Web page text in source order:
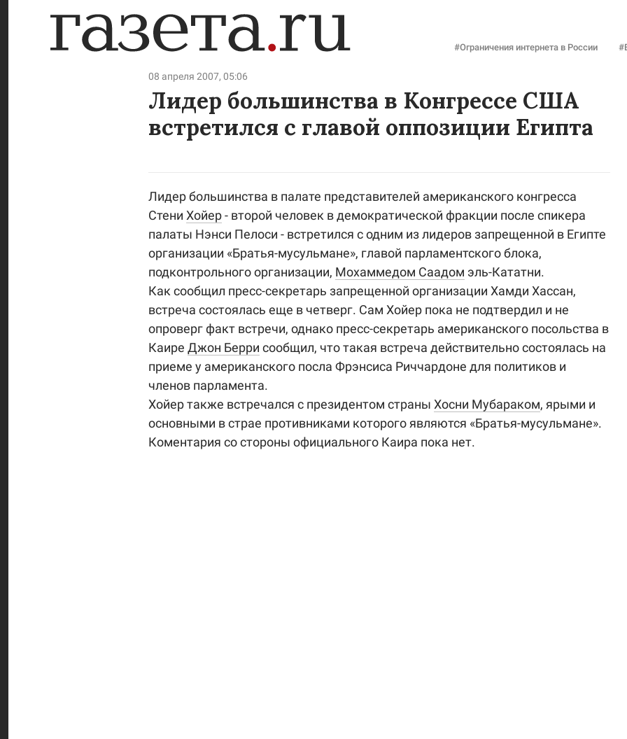
#Ограничения интернета в России
08 апреля 2007, 05:06
Лидер большинства в Конгрессе США
встретился с главой оппозиции Египта
Лидер большинства в палате представителей американского конгресса
Стени Хойер- второй человек в демократической фракции после спикера
палаты Нэнси Пелоси - встретился с одним из лидеров запрещенной в Египте
организации «Братья-мусульмане», главой парламентского блока,
подконтрольного организации, Мохаммедом Саадом эль-Кататни.
Как сообщил пресс-секретарь запрещенной организации Хамди Хассан,
встреча состоялась еще в четверг. Сам Хойер пока не подтвердил и не
опроверг факт встречи, однако пресс-секретарь американского посольства в
Каире Джон Берри сообщил, что такая встреча действительно состоялась на
приеме у американского посла Фрэнсиса Риччардоне для политиков и
членов парламента.
Хойер также встречался с президентом страны Хосни Мубараком, ярыми и
основными в страе противниками которого являются «Братья-мусульмане».
Коментария со стороны официального Каира пока нет.